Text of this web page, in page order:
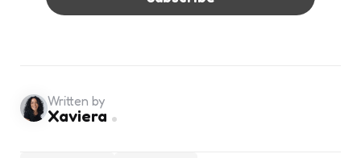
Written by
Xaviera